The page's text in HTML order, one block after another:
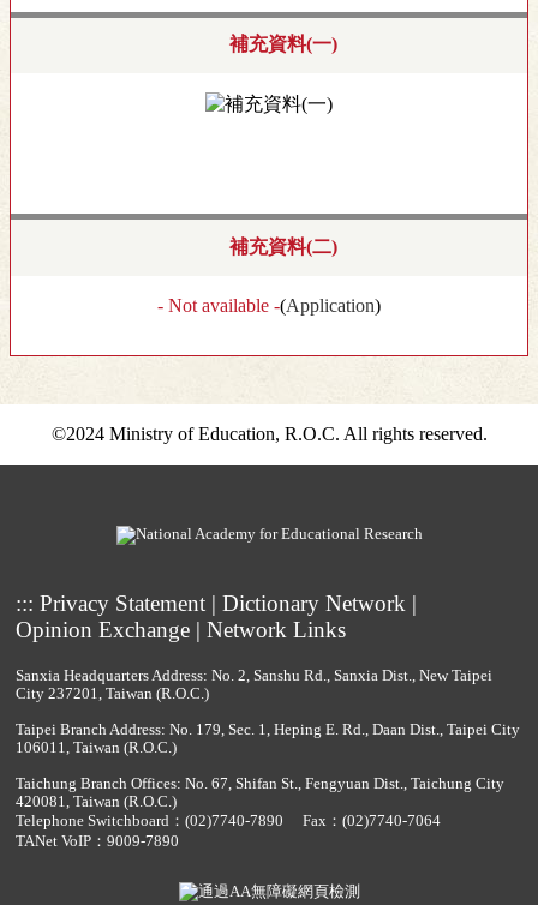
補充資料(一)
補充資料(二)
- Not available -(Application)
©2024 Ministry of Education, R.O.C. All rights reserved.
::: Privacy Statement| Dictionary Network|
Opinion Exchange| Network Links
Sanxia Headquarters Address: No. 2, Sanshu Rd., Sanxia Dist., New Taipei
City 237201, Taiwan (R.O.C.)
Taipei Branch Address: No. 179, Sec. 1, Heping E. Rd., Daan Dist., Taipei City
106011, Taiwan (R.O.C.)
Taichung Branch Offices: No. 67, Shifan St., Fengyuan Dist., Taichung City
420081, Taiwan (R.O.C.)
Telephone Switchboard： (02)7740-7890
Fax：(02)7740-7064
TANet VoIP：9009-7890